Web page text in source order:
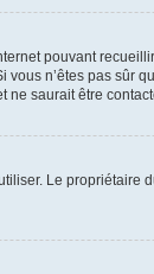
pouvant
n’êtes pas
saurait être
Le